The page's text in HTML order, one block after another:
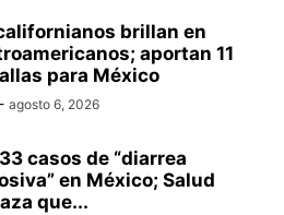
brillan en
aportan 11
para México
- agosto 6, 2026
casos de “diarrea
en México; Salud
que...